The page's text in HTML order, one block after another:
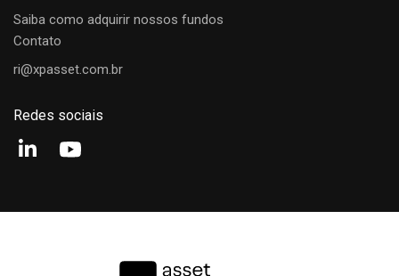
Leonardo Pinsdorf
Saiba como adquirir nossos fundos
Contato
ri@xpasset.com.br
Redes sociais